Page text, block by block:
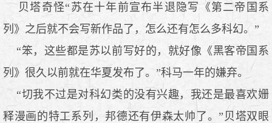
贝塔奇怪“苏在十年前宣布半退隐写《第二帝国系
列》之后就不会写新作品了，怎么还有怎么多科幻。”
“笨，这些都是苏以前写好的，就好像《黑客帝国系
列》很久以前就在华夏发布了。”科马一年的嫌弃。
“切我不过是对科幻类的没有兴趣，我还是最喜欢姗
释漫画的特工系列，邦德还有伊森太帅了。”贝塔双眼